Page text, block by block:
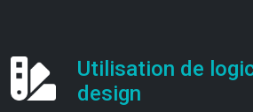
Utilisation de
design